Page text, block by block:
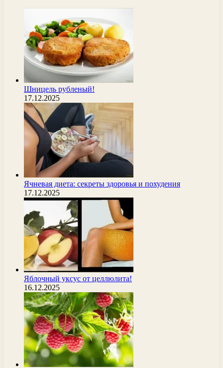
Шницель рубленый!
17.12.2025
Ячневая диета: секреты здоровья и похудения
17.12.2025
Яблочный уксус от целлюлита!
16.12.2025